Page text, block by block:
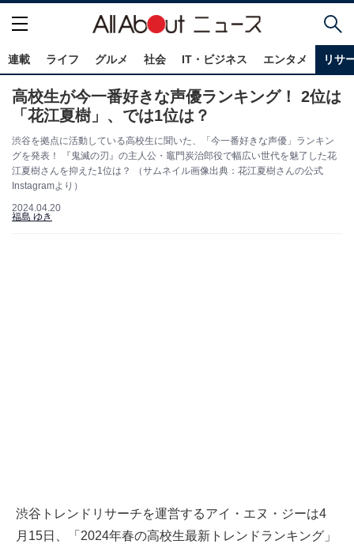
連載 ライフ グルメ 社会 IT・ビジネス エンタメ リサ
高校生が今一番好きな声優ランキング！ 2位は
「花江夏樹」、では1位は？
渋谷を拠点に活動している高校生に聞いた、「今一番好きな声優」ランキン
グを発表！ 『鬼滅の刃』の主人公・竈門炭治郎役で幅広い世代を魅了した花
江夏樹さんを抑えた1位は？ （サムネイル画像出典：花江夏樹さんの公式
Instagramより）
2024.04.20
福島 ゆき
渋谷トレンドリサーチを運営するアイ・エヌ・ジーは4
月15日、「2024年春の高校生最新トレンドランキング」